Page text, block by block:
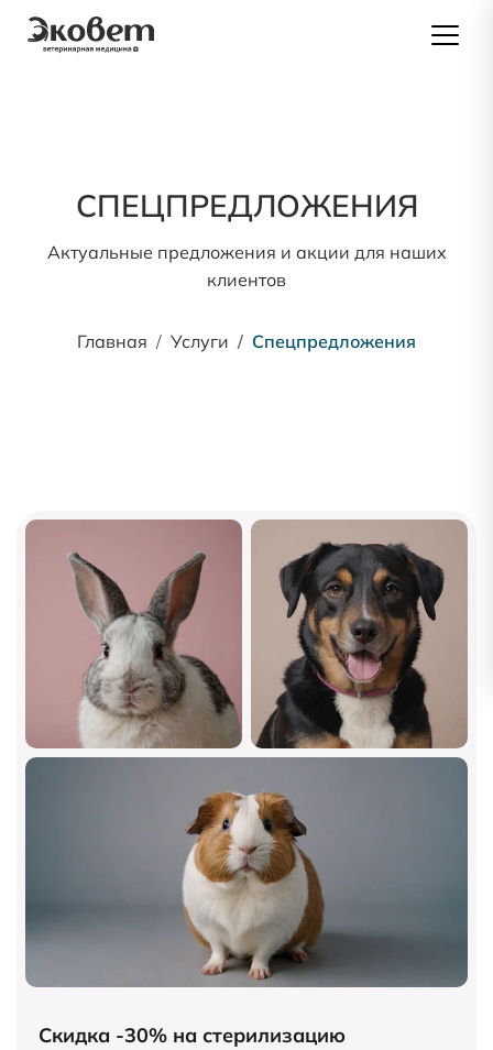
СПЕЦПРЕДЛОЖЕНИЯ
Актуальные предложения и акции для наших
клиентов
Главная Услуги Спецпредложения
Скидка -30% на стерилизацию